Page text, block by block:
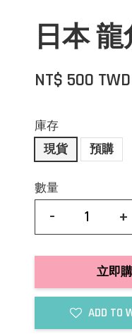
日本
NT$ 500 TWD
庫存
現貨
預購
數量
- +
立即
ADD TO